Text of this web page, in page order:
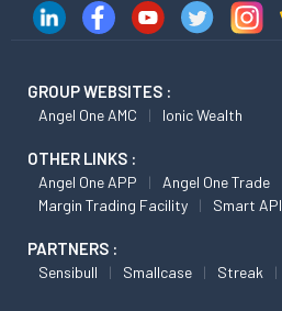
GROUP WEBSITES :
Angel One AMC Ionic Wealth
OTHER LINKS :
Angel One APP Angel One Trade
Margin Trading Facility
Smart API
PARTNERS :
Sensibull Smallcase Streak